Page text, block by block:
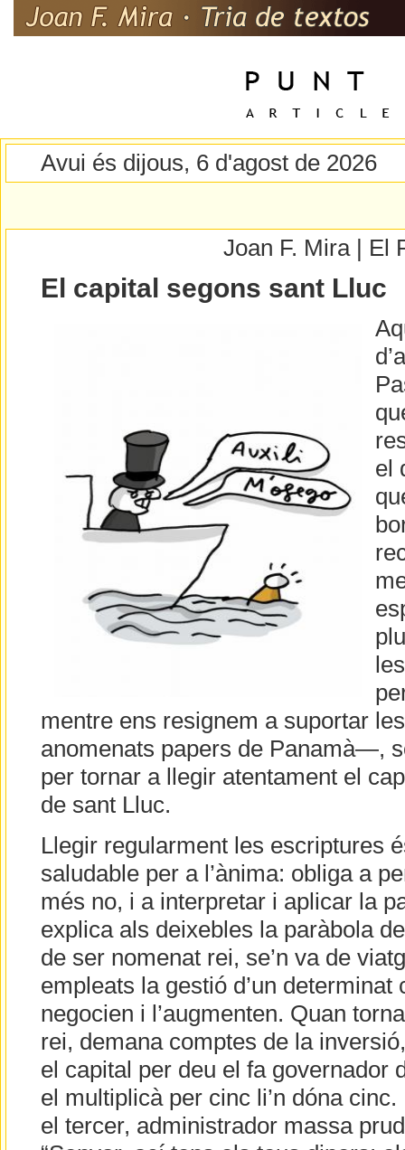
Avui és dijous, 6 d'agost de 2026
Joan F. Mira |
El capital segons sant Lluc
el
mentre ens resignem a suportar
anomenats papers de Panamà—,
per tornar a llegir atentament el
de sant Lluc.
Llegir regularment les escriptures
saludable per a l’ànima: obliga a
més no, i a interpretar i aplicar la
explica als deixebles la paràbola
de ser nomenat rei, se’n va de
empleats la gestió d’un determinat
negocien i l’augmenten. Quan
rei, demana comptes de la
el capital per deu el fa governador
el multiplicà per cinc li’n dóna
el tercer, administrador massa